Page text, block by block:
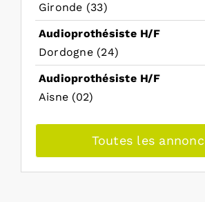
Gironde (33)
Audioprothésiste H/F
Dordogne (24)
Audioprothésiste H/F
Aisne (02)
Toutes les